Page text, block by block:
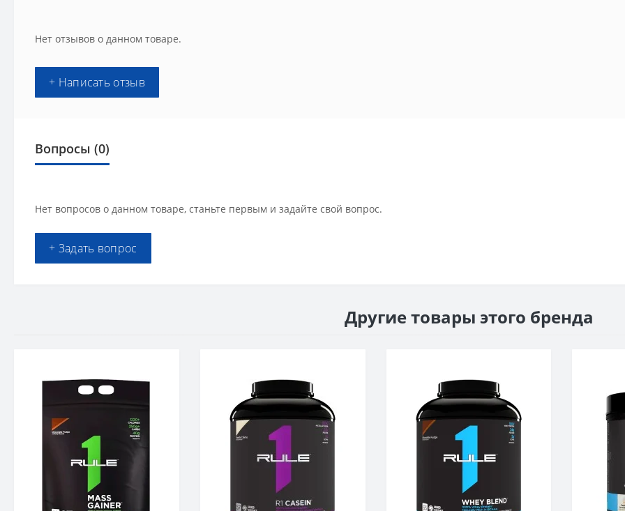
Нет отзывов о данном товаре.
+ Написать отзыв
Вопросы (0)
Нет вопросов о данном товаре, станьте первым и задайте свой вопрос.
+ Задать вопрос
Другие товары этого бренда